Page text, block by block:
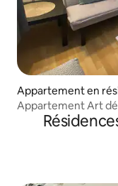
Appartement en
Appartement Art
Condesa